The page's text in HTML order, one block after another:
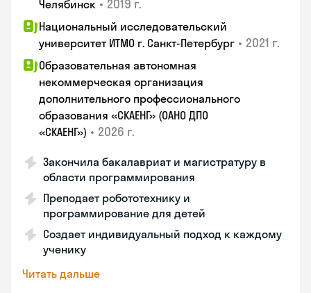
Челябинск • 2019 г.
Национальный исследовательский
университет ИТМО г. Санкт-Петербург • 2021 г.
Образовательная автономная
некоммерческая организация
дополнительного профессионального
образования «СКАЕНГ» (ОАНО ДПО
«СКАЕНГ») • 2026 г.
Закончила бакалавриат и магистратуру в
области программирования
Преподает робототехнику и
программирование для детей
Создает индивидуальный подход к каждому
ученику
Читать дальше